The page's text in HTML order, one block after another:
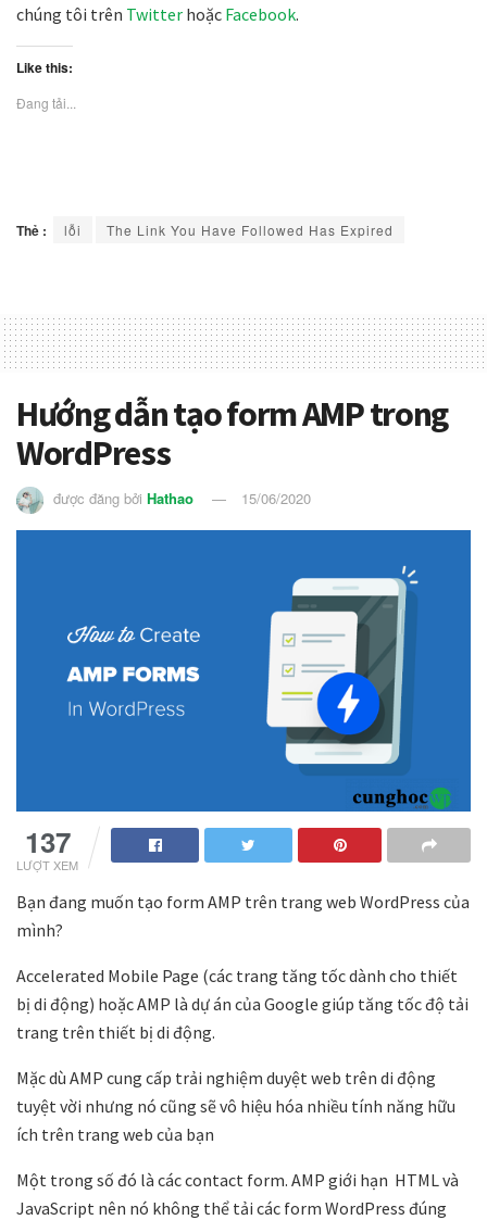
chúng tôi trên Twitter hoặc Facebook.
Like this:
Đang tải...
Thẻ : lỗi The Link You Have Followed Has Expired
Hướng dẫn tạo form AMP trong
WordPress
được đăng bởi Hathao 15/06/2020
137
LƯỢT XEM
Bạn đang muốn tạo form AMP trên trang web WordPress của
mình?
Accelerated Mobile Page (các trang tăng tốc dành cho thiết
bị di động) hoặc AMP là dự án của Google giúp tăng tốc độ tải
trang trên thiết bị di động.
Mặc dù AMP cung cấp trải nghiệm duyệt web trên di động
tuyệt vời nhưng nó cũng sẽ vô hiệu hóa nhiều tính năng hữu
ích trên trang web của bạn
Một trong số đó là các contact form. AMP giới hạn HTML và
JavaScript nên nó không thể tải các form WordPress đúng